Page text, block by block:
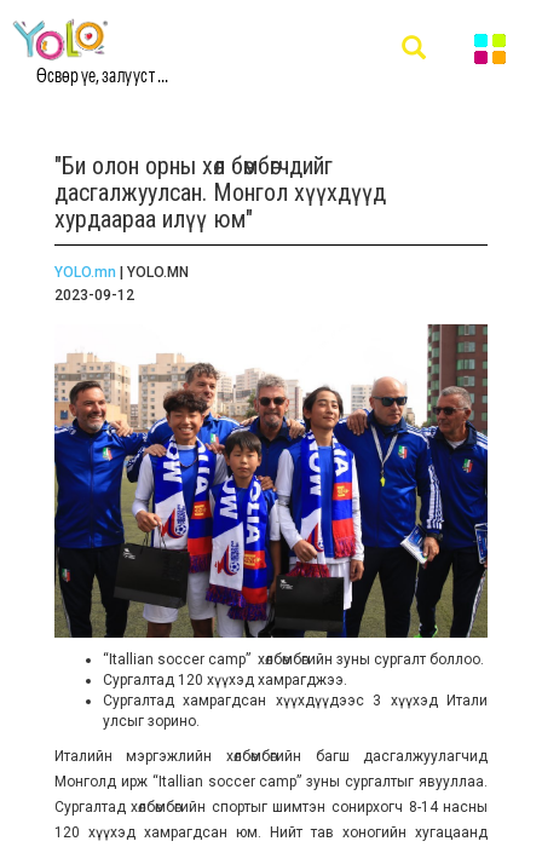
Өсвөр үе, залууст ...
"Би олон орны хөл бөмбөгчдийг
дасгалжуулсан. Монгол хүүхдүүд
хурдаараа илүү юм"
YOLO.mn | YOLO.MN
2023-09-12
“Itallian soccer camp” хөлбөмбөгийн зуны сургалт боллоо.
Сургалтад 120 хүүхэд хамрагджээ.
Сургалтад хамрагдсан хүүхдүүдээс 3 хүүхэд Итали
улсыг зорино.
Италийн мэргэжлийн хөлбөмбөгийн багш дасгалжуулагчид
Монголд ирж “Itallian soccer camp” зуны сургалтыг явууллаа.
Сургалтад хөлбөмбөгийн спортыг шимтэн сонирхогч 8-14 насны
120 хүүхэд хамрагдсан юм. Нийт тав хоногийн хугацаанд